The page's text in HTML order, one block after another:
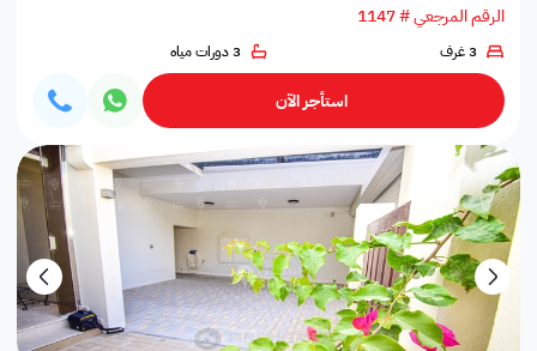
الرقم المرجعي # 1147
3 غرف 3 دورات مياه
استأجر الآن